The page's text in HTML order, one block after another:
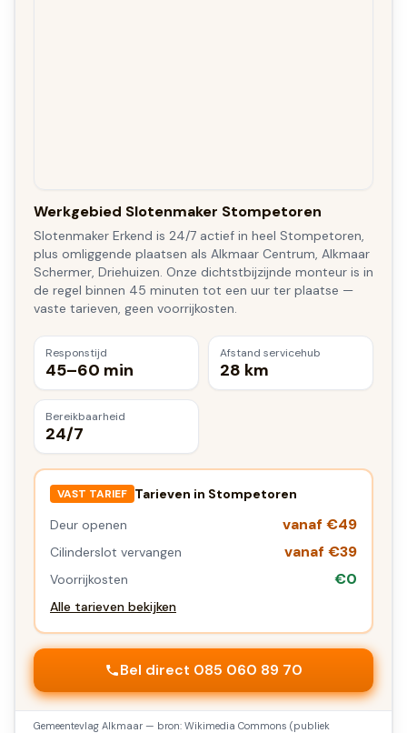
Werkgebied Slotenmaker Stompetoren
Slotenmaker Erkend is 24/7 actief in heel Stompetoren,
plus omliggende plaatsen als Alkmaar Centrum, Alkmaar
Schermer, Driehuizen. Onze dichtstbijzijnde monteur is in
de regel binnen 45 minuten tot een uur ter plaatse —
vaste tarieven, geen voorrijkosten.
Responstijd
45–60 min
Afstand servicehub
28 km
Bereikbaarheid
24/7
VAST TARIEF Tarieven in Stompetoren
Deur openen
vanaf €49
Cilinderslot vervangen vanaf €39
Voorrijkosten €0
Alle tarieven bekijken
Bel direct 085 060 89 70
Gemeentevlag Alkmaar — bron: Wikimedia Commons (publiek